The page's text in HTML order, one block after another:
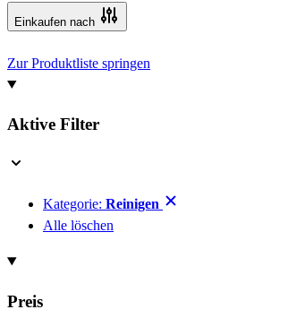
Einkaufen nach
Zur Produktliste springen
Aktive Filter
Kategorie: Reinigen
Alle löschen
Preis